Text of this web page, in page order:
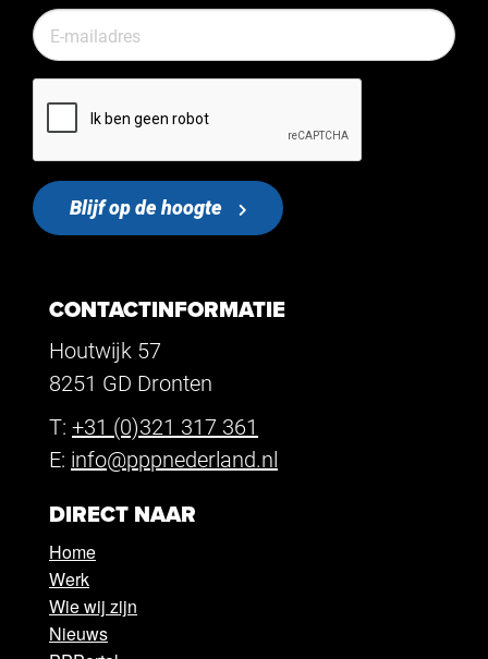
Blijf op de hoogte
CONTACTINFORMATIE
Houtwijk 57
8251 GD Dronten
T: +31 (0)321 317 361
E: info@pppnederland.nl
DIRECT NAAR
Home
Werk
Wie wij zijn
Nieuws